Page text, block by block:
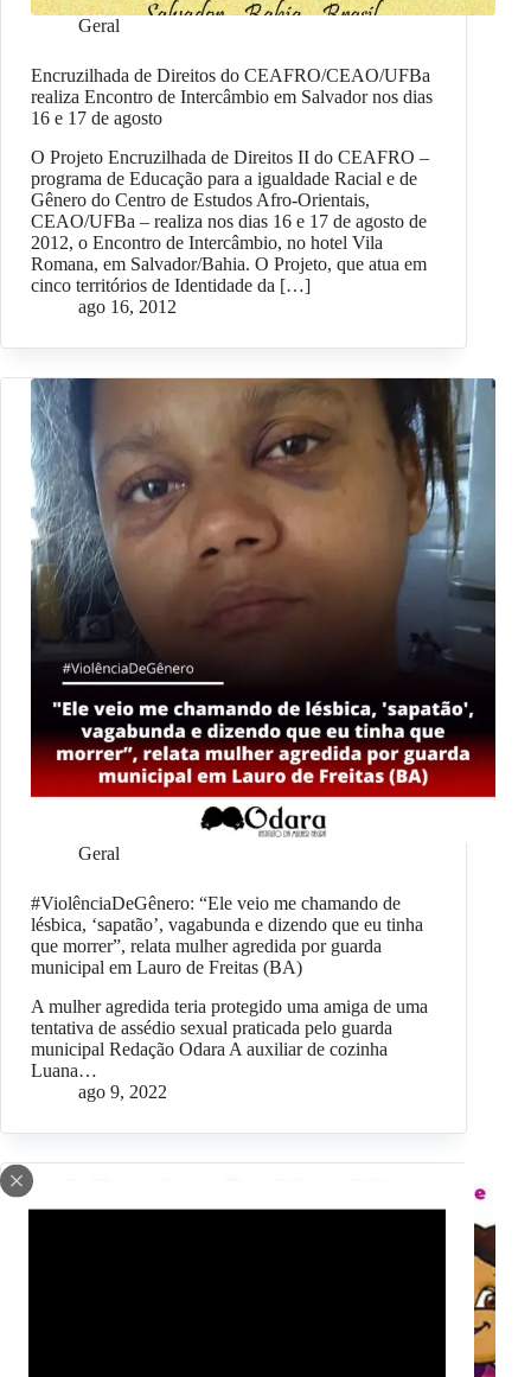
Geral
Encruzilhada de Direitos do CEAFRO/CEAO/UFBa
realiza Encontro de Intercâmbio em Salvador nos dias
16 e 17 de agosto
O Projeto Encruzilhada de Direitos II do CEAFRO –
programa de Educação para a igualdade Racial e de
Gênero do Centro de Estudos Afro-Orientais,
CEAO/UFBa – realiza nos dias 16 e 17 de agosto de
2012, o Encontro de Intercâmbio, no hotel Vila
Romana, em Salvador/Bahia. O Projeto, que atua em
cinco territórios de Identidade da […]
ago 16, 2012
Geral
#ViolênciaDeGênero: “Ele veio me chamando de
lésbica, ‘sapatão’, vagabunda e dizendo que eu tinha
que morrer”, relata mulher agredida por guarda
municipal em Lauro de Freitas (BA)
A mulher agredida teria protegido uma amiga de uma
tentativa de assédio sexual praticada pelo guarda
municipal Redação Odara A auxiliar de cozinha
Luana…
ago 9, 2022